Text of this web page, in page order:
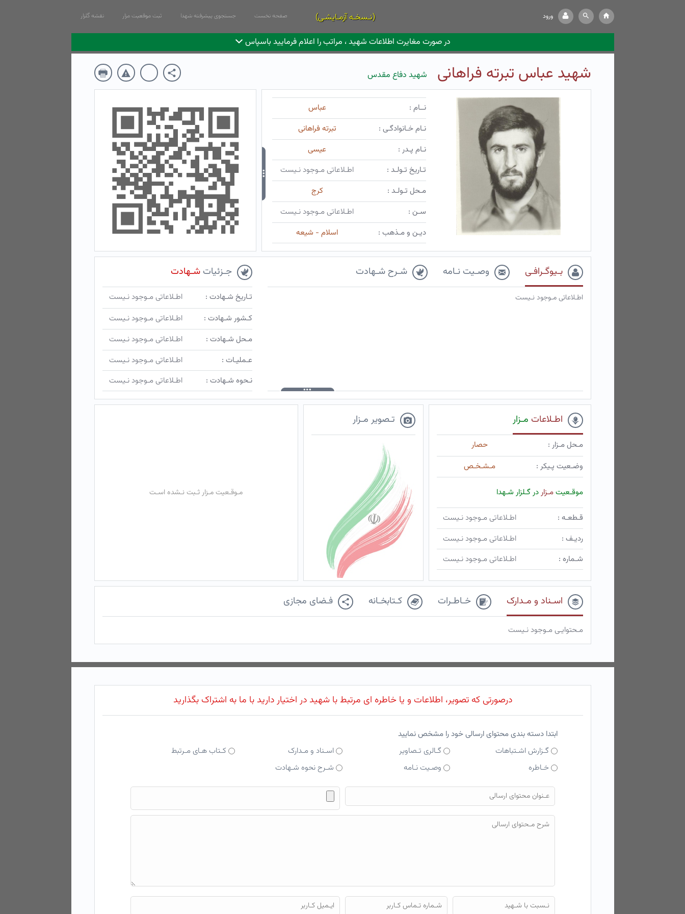
ورود (نـسخـه آزمـایشـی) صفحه نخست جستجوی پیشرفته شهدا ثبت موقعیت مزار نقشه گلزار
در صورت مغایرت اطلاعات شهید ، مراتب را اعلام فرمایید باسپاس
شهید عباس تبرته فراهانی شهید دفاع مقدس
نــام :
عباس
نـام خـانوادگـی :
تبرته فراهانی
نـام پـدر :
عیسی
تـاریخ تـولـد :
اطـلاعاتی مـوجود نـیست
مـحل تـولـد :
کرج
سـن :
اطـلاعاتی مـوجود نـیست
دیـن و مـذهب :
اسلام - شیعه
بـیوگـرافـی وصـیت نـامه شـرح شـهادت
اطـلاعاتی مـوجود نـیست
جـزئیاتشـهادت
تـاریخ شـهادت :
اطـلاعاتی مـوجود نـیست
کـشور شـهادت :
اطـلاعاتی مـوجود نـیست
مـحل شـهادت :
اطـلاعاتی مـوجود نـیست
عـملیـات :
اطـلاعاتی مـوجود نـیست
نـحوه شـهادت :
اطـلاعاتی مـوجود نـیست
اطـلاعات مـزار
مـحل مـزار :
حصار
وضـعیت پـیکر :
مـشـخـص
موقـعیتمـزاردر گـلزار شـهدا
قـطعـه :
اطـلاعاتی مـوجود نـیست
ردیـف :
اطـلاعاتی مـوجود نـیست
شـماره :
اطـلاعاتی مـوجود نـیست
تـصویر مـزار
مـوقـعیت مـزار ثـبت نـشده اسـت
اسـناد و مـدارک خـاطـرات کـتابخـانه فـضای مجازی
مـحتوایـی مـوجود نـیست
درصورتی که تصویر، اطلاعات و یا خاطره ای مرتبط با شهید در اختیار دارید با ما به اشتراک بگذارید
ابتدا دسته بندی محتوای ارسالی خود را مشخص نمایید
گـزارش اشـتباهات
گـالری تـصاویر اسـناد و مـدارک
کـتاب هـای مـرتبط
خـاطره
وصـیت نـامه شـرح نحوه شـهادت
فایل محتوای ارسالی